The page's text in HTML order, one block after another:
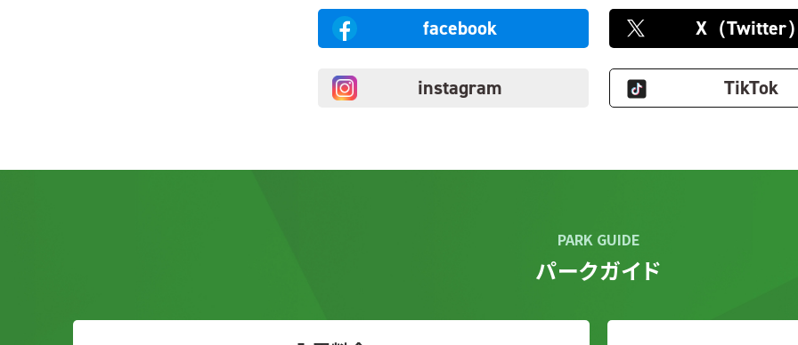
facebook X（Twitter
instagram TikTok
PARK GUIDE
パークガイド